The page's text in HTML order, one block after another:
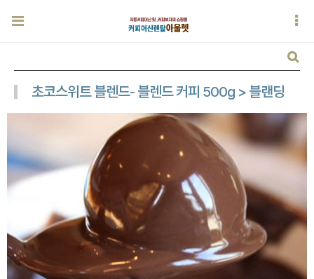
초코스위트 블렌드- 블렌드 커피 500g > 블랜딩